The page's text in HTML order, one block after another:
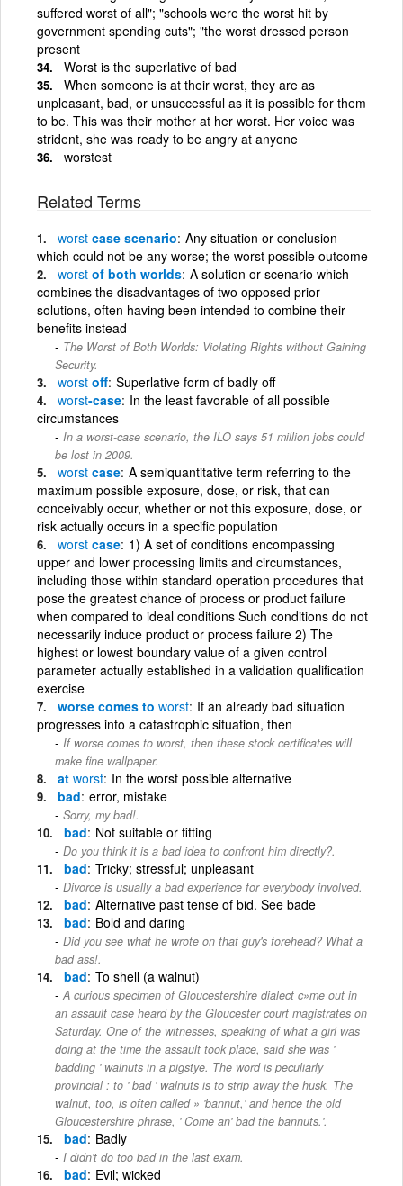
suffered worst of all"; "schools were the worst hit by
government spending cuts"; "the worst dressed person
present
Worst is the superlative of bad
When someone is at their worst, they are as
unpleasant, bad, or unsuccessful as it is possible for them
to be. This was their mother at her worst. Her voice was
strident, she was ready to be angry at anyone
worstest
Related Terms
worst case scenario Any situation or conclusion
which could not be any worse; the worst possible outcome
worst of both worlds A solution or scenario which
combines the disadvantages of two opposed prior
solutions, often having been intended to combine their
benefits instead
The Worst of Both Worlds: Violating Rights without Gaining
Security.
worst off Superlative form of badly off
worst-case In the least favorable of all possible
circumstances
In a worst-case scenario, the ILO says 51 million jobs could
be lost in 2009.
worst case A semiquantitative term referring to the
maximum possible exposure, dose, or risk, that can
conceivably occur, whether or not this exposure, dose, or
risk actually occurs in a specific population
worst case 1) A set of conditions encompassing
upper and lower processing limits and circumstances,
including those within standard operation procedures that
pose the greatest chance of process or product failure
when compared to ideal conditions Such conditions do not
necessarily induce product or process failure 2) The
highest or lowest boundary value of a given control
parameter actually established in a validation qualification
exercise
worse comes to worst If an already bad situation
progresses into a catastrophic situation, then
If worse comes to worst, then these stock certificates will
make fine wallpaper.
at worst In the worst possible alternative
bad error, mistake
Sorry, my bad!.
bad Not suitable or fitting
Do you think it is a bad idea to confront him directly?.
bad Tricky; stressful; unpleasant
Divorce is usually a bad experience for everybody involved.
bad Alternative past tense of bid. See bade
bad Bold and daring
Did you see what he wrote on that guy's forehead? What a
bad ass!.
bad To shell (a walnut)
A curious specimen of Gloucestershire dialect c»me out in
an assault case heard by the Gloucester court magistrates on
Saturday. One of the witnesses, speaking of what a girl was
doing at the time the assault took place, said she was '
badding ' walnuts in a pigstye. The word is peculiarly
provincial : to ' bad ' walnuts is to strip away the husk. The
walnut, too, is often called » 'bannut,' and hence the old
Gloucestershire phrase, ' Come an' bad the bannuts.'.
bad Badly
I didn't do too bad in the last exam.
bad Evil; wicked